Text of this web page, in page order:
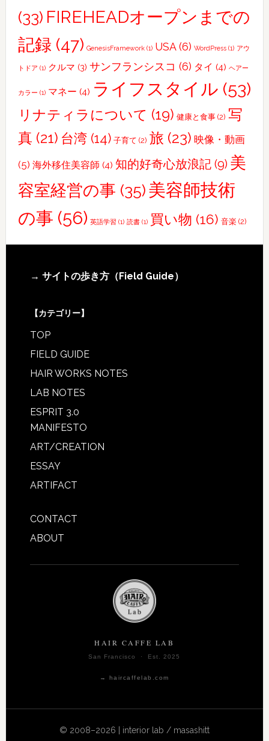
日
(33) FIREHEADオープンまでの
記録 (47) GenesisFramework(1) USA(6) WordPress(1) アウ
トドア (1) クルマ (3) サンフランシスコ (6) タイ (4) ヘアー
カラー (1) マネー (4) ライフスタイル (53)
リナティラについて (19) 健康と食事(2) 写
真 (21) 台湾(14) 子育て (2) 旅 (23) 映像・動画
(5) 海外移住美容師 (4) 知的好奇心放浪記(9) 美
容室経営の事 (35)美容師技術
の事 (56) 英語学習 (1) 読書(1) 買い物 (16) 音楽(2)
Footer
→ サイトの歩き方（Field Guide）
【カテゴリー】
TOP
FIELD GUIDE
HAIR WORKS NOTES
LAB NOTES
ESPRIT 3.0
MANIFESTO
ART/CREATION
ESSAY
ARTIFACT
CONTACT
ABOUT
HAIR CAFFE LAB
San Francisco · Est. 2025
→ haircaffelab.com
© 2008–2026 | interior lab / masashitt